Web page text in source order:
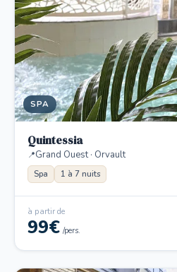
SPA
Quintessia
Grand Ouest · Orvault
Spa 1 à 7 nuits
à partir de
99€ /pers.